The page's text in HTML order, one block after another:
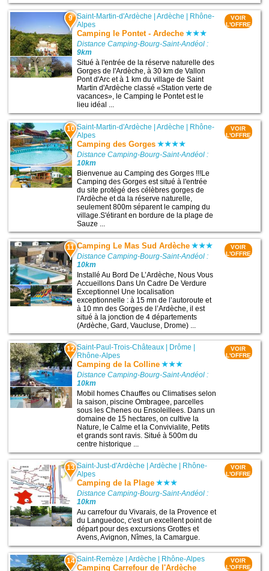
9 Saint-Martin-d'Ardèche |Ardèche
Rhône-
Alpes
Camping le Pontet - Ardeche
Distance Camping-Bourg-Saint-Andéol :
9km
Situé à l'entrée de la réserve naturelle des
Gorges de l'Ardèche, à 30 km de Vallon
Pont d'Arc et à 1 km du village de Saint
Martin d'Ardèche classé «Station verte de
vacances», le Camping le Pontet est le
lieu idéal ...
VOIR
L'OFFRE
10 Saint-Martin-d'Ardèche |Ardèche | Rhône-
Alpes
Camping des Gorges
Distance Camping-Bourg-Saint-Andéol :
10km
Bienvenue au Camping des Gorges !!!Le
Camping des Gorges est situé à l'entrée
du site protégé des célèbres gorges de
l'Ardèche et da la réserve naturelle,
seulement 800m séparent le camping du
village.S'étirant en bordure de la plage de
Sauze ...
VOIR
L'OFFRE
11 Camping Le Mas Sud Ardèche
Distance Camping-Bourg-Saint-Andéol :
10km
Installé Au Bord De L’Ardèche, Nous Vous
Accueillons Dans Un Cadre De Verdure
Exceptionnel Une localisation
exceptionnelle : à 15 mn de l’autoroute et
à 10 mn des Gorges de l’Ardèche, il est
situé à la jonction de 4 départements
(Ardèche, Gard, Vaucluse, Drome) ...
VOIR
L'OFFRE
12 Saint-Paul-Trois-Châteaux Drôme
Rhône-Alpes
Camping de la Colline
Distance Camping-Bourg-Saint-Andéol :
10km
Mobil homes Chauffes ou Climatises selon
la saison, piscine Ombragee, parcelles
sous les Chenes ou Ensoleillees. Dans un
domaine de 15 hectares, on cultive la
Nature, le Calme et la Convivialite, Petits
et grands sont ravis. Situé à 500m du
centre historique ...
VOIR
L'OFFRE
13 Saint-Just-d'Ardèche |Ardèche
Rhône-
Alpes
Camping de la Plage
Distance Camping-Bourg-Saint-Andéol :
10km
Au carrefour du Vivarais, de la Provence et
du Languedoc, c'est un excellent point de
départ pour des excursions Grottes et
Avens, Avignon, Nîmes, la Camargue.
VOIR
L'OFFRE
14 Saint-Remèze |Ardèche Rhône-Alpes
Camping Carrefour de l'Ardèche
VOIR
L'OFFRE